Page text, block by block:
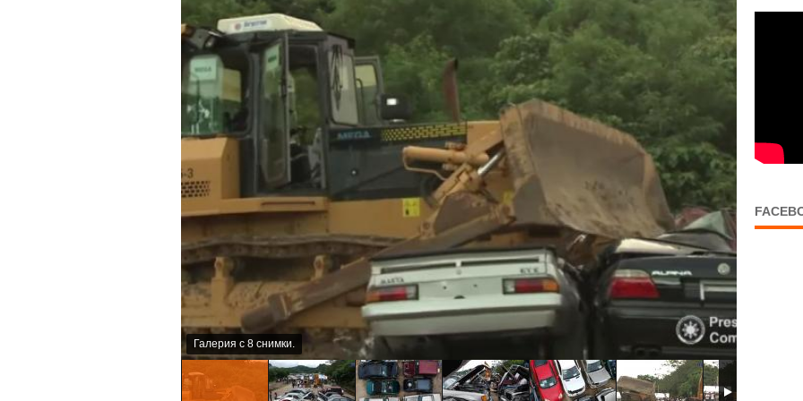
Галерия с 8 снимки.